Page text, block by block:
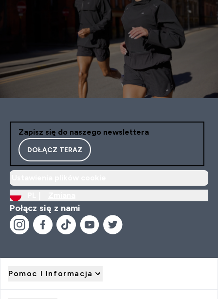
Zapisz się do naszego newslettera
DOŁĄCZ TERAZ
Połącz się z nami
Pomoc I Informacja